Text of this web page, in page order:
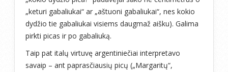
„keturi gabaliukai“ ar „aštuoni gabaliukai“, nes kokio
dydžio tie gabaliukai visiems daugmaž aišku). Galima
pirkti picas ir po gabaliuką.
Taip pat italų virtuvę argentiniečiai interpretavo
savaip – ant paprasčiausių picų („Margaritų“,